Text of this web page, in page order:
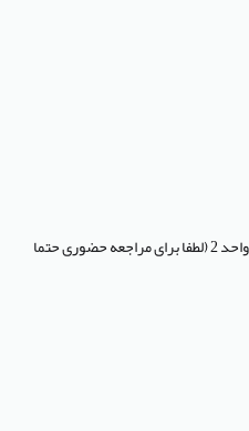
تهران،میدان انقلاب،خ روانمهر-پلاک 144واحد 2 (لطفا برای مراجعه حضوری حتما